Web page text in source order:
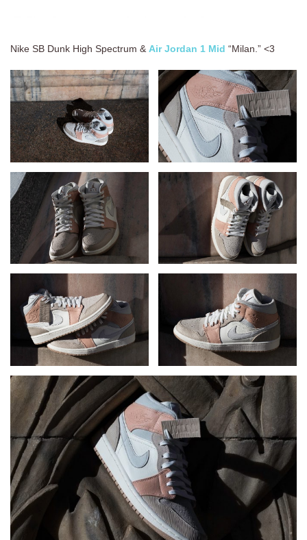
Nike SB Dunk High Spectrum & Air Jordan 1 Mid “Milan.” <3